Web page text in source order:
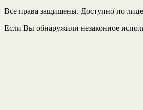
Все права защищены. Доступно по
Если Вы обнаружили незаконное